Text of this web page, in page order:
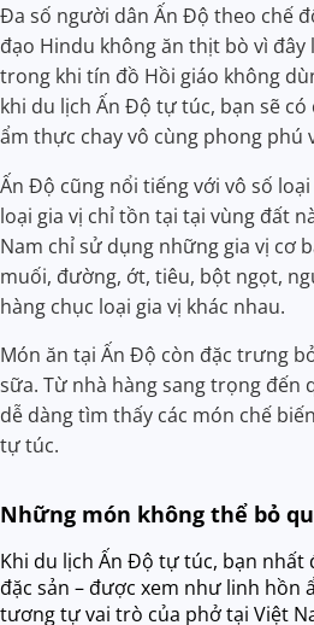
Đa số người dân Ấn Độ theo chế
đạo Hindu không ăn thịt bò vì đây
trong khi tín đồ Hồi giáo không
khi du lịch Ấn Độ tự túc, bạn sẽ
ẩm thực chay vô cùng phong phú
Ấn Độ cũng nổi tiếng với vô số
loại gia vị chỉ tồn tại tại vùng đất
Nam chỉ sử dụng những gia vị cơ
muối, đường, ớt, tiêu, bột ngọt,
hàng chục loại gia vị khác nhau.
Món ăn tại Ấn Độ còn đặc trưng
sữa. Từ nhà hàng sang trọng đến
dễ dàng tìm thấy các món chế
tự túc.
Những món không thể bỏ
Khi du lịch Ấn Độ tự túc, bạn
đặc sản – được xem như linh hồn
tương tự vai trò của phở tại Việt